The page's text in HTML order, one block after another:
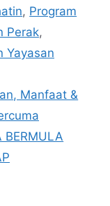
, Program
Perak,
Yayasan
Manfaat &
BERMULA